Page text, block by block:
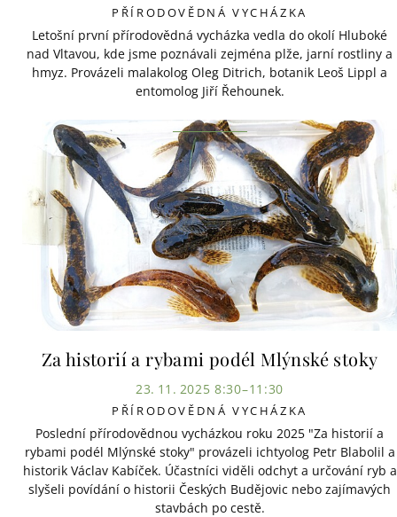
PŘÍRODOVĚDNÁ VYCHÁZKA
Letošní první přírodovědná vycházka vedla do okolí Hluboké
nad Vltavou, kde jsme poznávali zejména plže, jarní rostliny a
hmyz. Provázeli malakolog Oleg Ditrich, botanik Leoš Lippl a
entomolog Jiří Řehounek.
Za historií a rybami podél Mlýnské stoky
23. 11. 2025 8:30–11:30
PŘÍRODOVĚDNÁ VYCHÁZKA
Poslední přírodovědnou vycházkou roku 2025 "Za historií a
rybami podél Mlýnské stoky" provázeli ichtyolog Petr Blabolil a
historik Václav Kabíček. Účastníci viděli odchyt a určování ryb a
slyšeli povídání o historii Českých Budějovic nebo zajímavých
stavbách po cestě.